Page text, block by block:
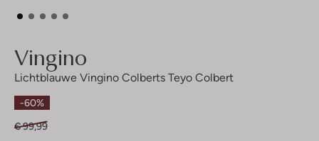
Vingino
Lichtblauwe Vingino Colberts Teyo Colbert
-60%
€ 99,99